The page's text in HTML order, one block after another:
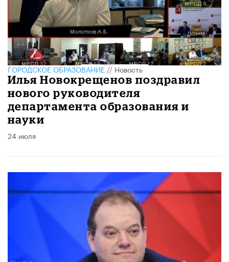
ГОРОДСКОЕ ОБРАЗОВАНИЕ// Новость
Илья Новокрещенов поздравил
нового руководителя
департамента образования и
науки
24 июля